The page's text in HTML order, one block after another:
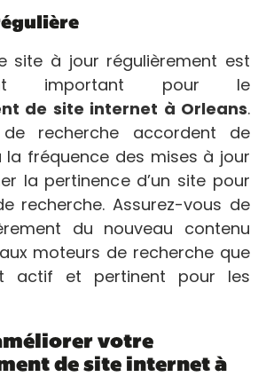
site à jour régulièrement est
important pour le
de site internet à Orleans.
recherche accordent de
la fréquence des mises à jour
la pertinence d’un site pour
recherche. Assurez-vous de
du nouveau contenu
moteurs de recherche que
actif et pertinent pour les
votre
de site internet à